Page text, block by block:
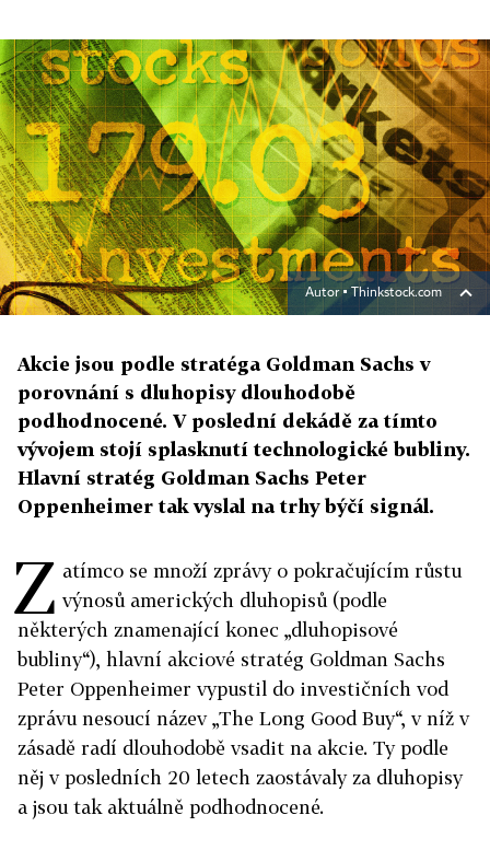
Autor ▪ Thinkstock.com
Akcie jsou podle stratéga Goldman Sachs v
porovnání s dluhopisy dlouhodobě
podhodnocené. V poslední dekádě za tímto
vývojem stojí splasknutí technologické bubliny.
Hlavní stratég Goldman Sachs Peter
Oppenheimer tak vyslal na trhy býčí signál.
Z atímco se množí zprávy o pokračujícím růstu
výnosů amerických dluhopisů (podle
některých znamenající konec „dluhopisové
bubliny“), hlavní akciové stratég Goldman Sachs
Peter Oppenheimer vypustil do investičních vod
zprávu nesoucí název „The Long Good Buy“, v níž v
zásadě radí dlouhodobě vsadit na akcie. Ty podle
něj v posledních 20 letech zaostávaly za dluhopisy
a jsou tak aktuálně podhodnocené.